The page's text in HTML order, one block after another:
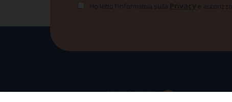
Ho letto l'informativa sulla Privacy e